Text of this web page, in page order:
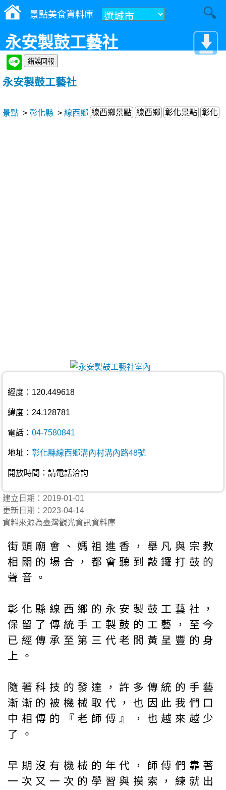
景點美食資料庫
永安製鼓工藝社
永安製鼓工藝社
景點 > 彰化縣 > 線西鄉 線西鄉景點 線西鄉 彰化景點 彰化
經度：120.449618
緯度：24.128781
電話： 04-7580841
地址： 彰化縣線西鄉溝內村溝內路48號
開放時間：請電話洽詢
建立日期：2019-01-01
更新日期：2023-04-14
資料來源為臺灣觀光資訊資料庫
街頭廟會、媽祖進香，舉凡與宗教
相關的場合，都會聽到敲鑼打鼓的
聲音。
彰化縣線西鄉的永安製鼓工藝社，
保留了傳統手工製鼓的工藝，至今
已經傳承至第三代老闆黃呈豐的身
上。
隨著科技的發達，許多傳統的手藝
漸漸的被機械取代，也因此我們口
中相傳的『老師傅』，也越來越少
了。
早期沒有機械的年代，師傅們靠著
一次又一次的學習與摸索，練就出